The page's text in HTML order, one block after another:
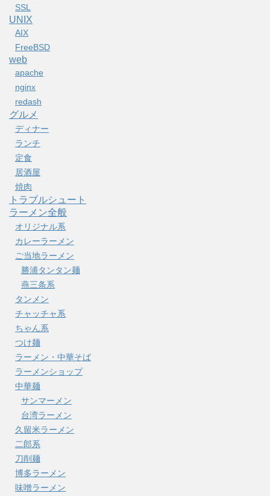
SSL
UNIX
AIX
FreeBSD
web
apache
nginx
redash
グルメ
ディナー
ランチ
定食
居酒屋
焼肉
トラブルシュート
ラーメン全般
オリジナル系
カレーラーメン
ご当地ラーメン
勝浦タンタン麺
燕三条系
タンメン
チャッチャ系
ちゃん系
つけ麺
ラーメン・中華そば
ラーメンショップ
中華麺
サンマーメン
台湾ラーメン
久留米ラーメン
二郎系
刀削麺
博多ラーメン
味噌ラーメン